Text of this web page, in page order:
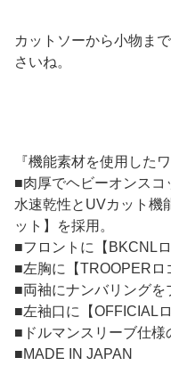
カットソーから小物ま
さいね。
『機能素材を使用した
■肉厚でヘビーオンスコ
水速乾性とUVカット機
ット】を採用。
■フロントに【BKCNL
■左胸に【TROOPERロ
■両袖にナンバリングを
■左袖口に【OFFICIAL
■ドルマンスリーブ仕様
■MADE IN JAPAN